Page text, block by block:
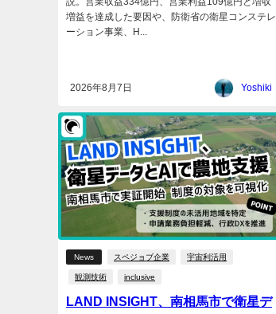
増益を達成した要因や、防衛省の衛星コンステレ
ーション事業、H...
2026年8月7日 Yoshiki
News スペジョブ企業 宇宙利活用
観測技術 inclusive
LAND INSIGHT、南相馬市で衛星デ